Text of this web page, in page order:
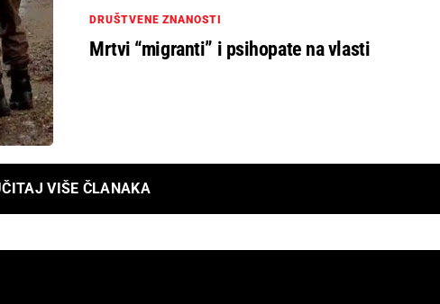
DRUŠTVENE ZNANOSTI
Mrtvi “migranti” i psihopate na vlasti
VIŠE ČLANAKA